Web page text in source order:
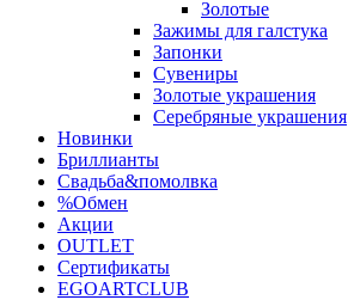
Золотые
Зажимы для галстука
Запонки
Сувениры
Золотые украшения
Серебряные украшения
Новинки
Бриллианты
Свадьба&помолвка
%Обмен
Акции
OUTLET
Сертификаты
EGOARTCLUB